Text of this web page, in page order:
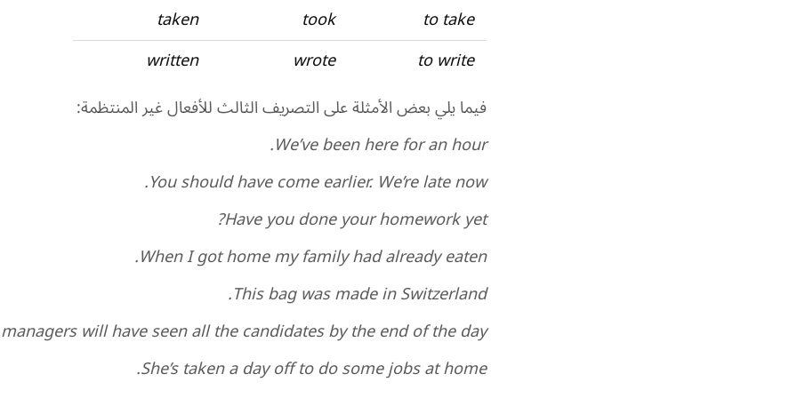
to take
took
taken
to write
wrote
written
فيما يلي بعض الأمثلة على التصريف الثالث للأفعال غير المنتظمة:
We’ve been here for an hour.
You should have come earlier. We’re late now.
Have you done your homework yet?
When I got home my family had already eaten.
This bag was made in Switzerland.
will have seen all the candidates by the end of the day.
She’s taken a day off to do some jobs at home.